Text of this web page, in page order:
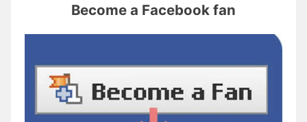
Become a Facebook fan